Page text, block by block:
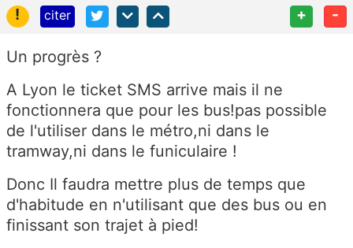
!
citer + -
Un progrès ?
A Lyon le ticket SMS arrive mais il ne
fonctionnera que pour les bus!pas possible
de l'utiliser dans le métro,ni dans le
tramway,ni dans le funiculaire !
Donc Il faudra mettre plus de temps que
d'habitude en n'utilisant que des bus ou en
finissant son trajet à pied!